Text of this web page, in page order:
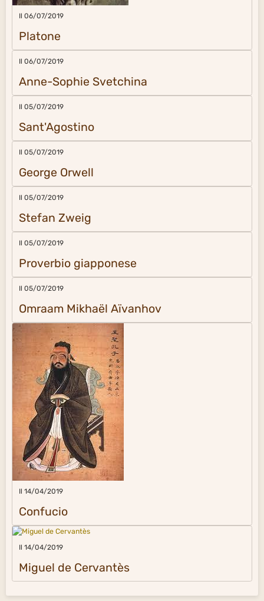
Il 06/07/2019
Platone
Il 06/07/2019
Anne-Sophie Svetchina
Il 05/07/2019
Sant'Agostino
Il 05/07/2019
George Orwell
Il 05/07/2019
Stefan Zweig
Il 05/07/2019
Proverbio giapponese
Il 05/07/2019
Omraam Mikhaël Aïvanhov
Il 14/04/2019
Confucio
Il 14/04/2019
Miguel de Cervantès